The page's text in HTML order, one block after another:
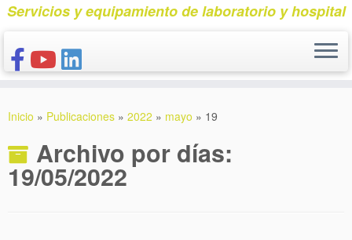
Servicios y equipamiento de laboratorio y hospital
CONÓCENOS
NUESTROS PRODUCTOS
PUBLICACIONES
Inicio » Publicaciones » 2022 » mayo » 19
Archivo por días:
19/05/2022